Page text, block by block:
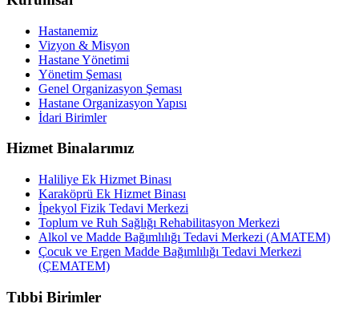
Hastanemiz
Vizyon & Misyon
Hastane Yönetimi
Yönetim Şeması
Genel Organizasyon Şeması
Hastane Organizasyon Yapısı
İdari Birimler
Hizmet Binalarımız
Haliliye Ek Hizmet Binası
Karaköprü Ek Hizmet Binası
İpekyol Fizik Tedavi Merkezi
Toplum ve Ruh Sağlığı Rehabilitasyon Merkezi
Alkol ve Madde Bağımlılığı Tedavi Merkezi (AMATEM)
Çocuk ve Ergen Madde Bağımlılığı Tedavi Merkezi
(ÇEMATEM)
Tıbbi Birimler